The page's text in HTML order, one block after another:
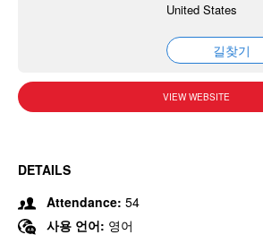
United States
길찾기
VIEW WEBSITE
DETAILS
Attendance: 54
사용 언어: 영어